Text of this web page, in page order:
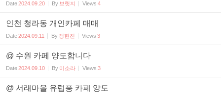
Date2024.09.20 By 브릿지 Views 4
인천 청라동 개인카페 매매
Date2024.09.11 By 정현진 Views 3
@ 수원 카페 양도합니다
Date2024.09.10 By 이소라 Views 3
@ 서래마을 유럽풍 카페 양도